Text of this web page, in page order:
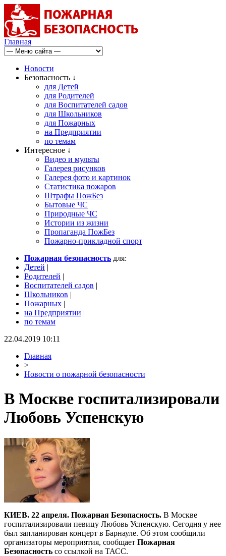
Главная
Новости
Безопасность ↓
для Детей
для Родителей
для Воспитателей садов
для Школьников
для Пожарных
на Предприятии
по темам
Интересное ↓
Видео и мульты
Галерея рисунков
Галерея фото и картинок
Статистика пожаров
Штрафы ПожБез
Бытовые ЧС
Природные ЧС
Истории из жизни
Пропаганда ПожБез
Пожарно-прикладной спорт
Пожарная безопасность для:
Детей |
Родителей |
Воспитателей садов |
Школьников |
Пожарных |
на Предприятии |
по темам
22.04.2019 10:11
Главная
>
Новости о пожарной безопасности
В Москве госпитализировали
Любовь Успенскую
КИЕВ. 22 апреля. Пожарная Безопасность. В Москве
госпитализировали певицу Любовь Успенскую. Сегодня у нее
был запланирован концерт в Барнауле. Об этом сообщили
организаторы мероприятия, сообщает Пожарная
Безопасность со ссылкой на ТАСС.